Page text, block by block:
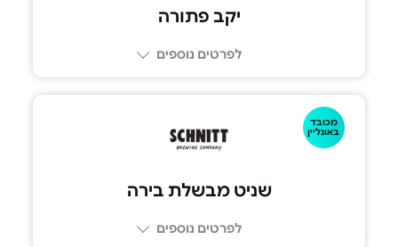
יקב פתורה
לפרטים נוספים
מכובד
באונליין
שניט מבשלת בירה
לפרטים נוספים